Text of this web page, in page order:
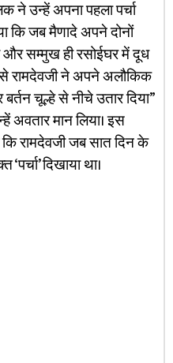
ने उन्हें अपना पहला पर्चा
कि जब मैणादे अपने दोनों
और सम्मुख ही रसोईघर में दूध
रामदेवजी ने अपने अलौकिक
चूल्हे से नीचे उतार दिया”
मान लिया। इस
रामदेवजी जब सात दिन के
दिखाया था।